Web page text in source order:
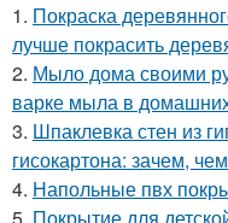
1. Покраска
лучше покрасить
2. Мыло дома своими
варке мыла в
3. Шпаклевка стен из
гисокартона: зачем,
4. Напольные пвх